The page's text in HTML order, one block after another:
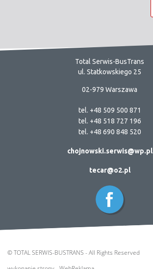
Total Serwis-BusTrans
ul. Statkowskiego 25
02-979 Warszawa
tel. +48 509 500 871
tel. +48 518 727 196
tel. +48 690 848 520
chojnowski.serwis@wp.pl
tecar@o2.pl
© TOTAL SERWIS-BUSTRANS - All Rights Reserved